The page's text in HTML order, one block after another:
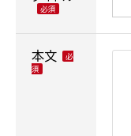
本文